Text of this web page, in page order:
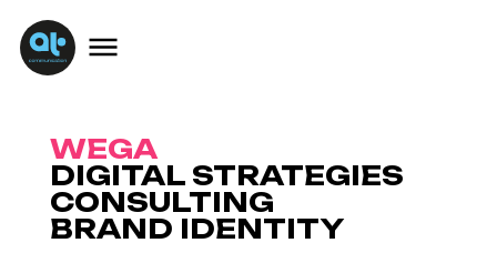
WEGA
DIGITAL STRATEGIES
CONSULTING
BRAND IDENTITY